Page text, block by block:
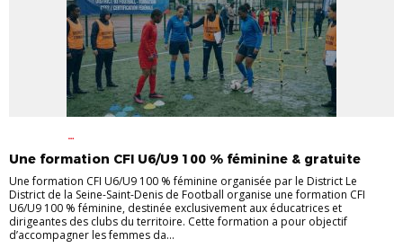
PRATIQUES CLUBS
Une formation CFI U6/U9 100 % féminine & gratuite
Une formation CFI U6/U9 100 % féminine organisée par le District Le
District de la Seine-Saint-Denis de Football organise une formation CFI
U6/U9 100 % féminine, destinée exclusivement aux éducatrices et
dirigeantes des clubs du territoire. Cette formation a pour objectif
d’accompagner les femmes da...